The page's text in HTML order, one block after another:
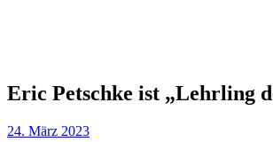
Eric Petschke ist „Lehrling
24. März 2023